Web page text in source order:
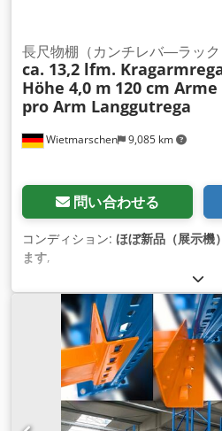
Wietmarschen 9,085 km
長尺物棚（カンチレバ―ラック
ca. 13,2 lfm.
Höhe 4,0 m 120 cm
pro Arm Langgutrega
問い合わせる
コンディション: ほぼ新品（展示機）
ます,